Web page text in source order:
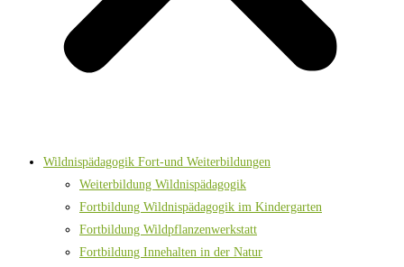
Wildnispädagogik Fort-und Weiterbildungen
Weiterbildung Wildnispädagogik
Fortbildung Wildnispädagogik im Kindergarten
Fortbildung Wildpflanzenwerkstatt
Fortbildung Innehalten in der Natur